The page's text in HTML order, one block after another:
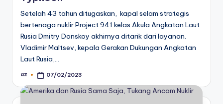
Setelah 43 tahun ditugaskan, kapal selam strategis
bertenaga nuklir Project 941 kelas Akula Angkatan Laut
Rusia Dmitry Donskoy akhirnya ditarik dari layanan.
Vladimir Maltsev, kepala Gerakan Dukungan Angkatan
Laut Rusia,…
Posted
az 07/02/2023